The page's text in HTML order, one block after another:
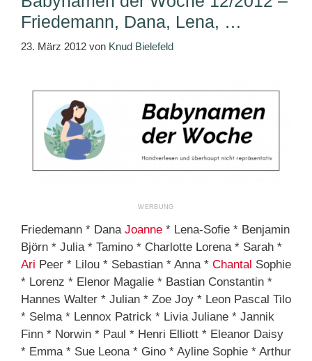
Friedemann, Dana, Lena, …
23. März 2012 von Knud Bielefeld
Friedemann * Dana Joanne * Lena-Sofie * Benjamin
Björn * Julia * Tamino * Charlotte Lorena * Sarah *
Ari Peer * Lilou * Sebastian * Anna * Chantal Sophie
* Lorenz * Elenor Magalie * Bastian Constantin *
Hannes Walter * Julian * Zoe Joy * Leon Pascal Tilo
* Selma * Lennox Patrick * Livia Juliane * Jannik
Finn * Norwin * Paul * Henri Elliott * Eleanor Daisy
* Emma * Sue Leona * Gino * Ayline Sophie * Arthur